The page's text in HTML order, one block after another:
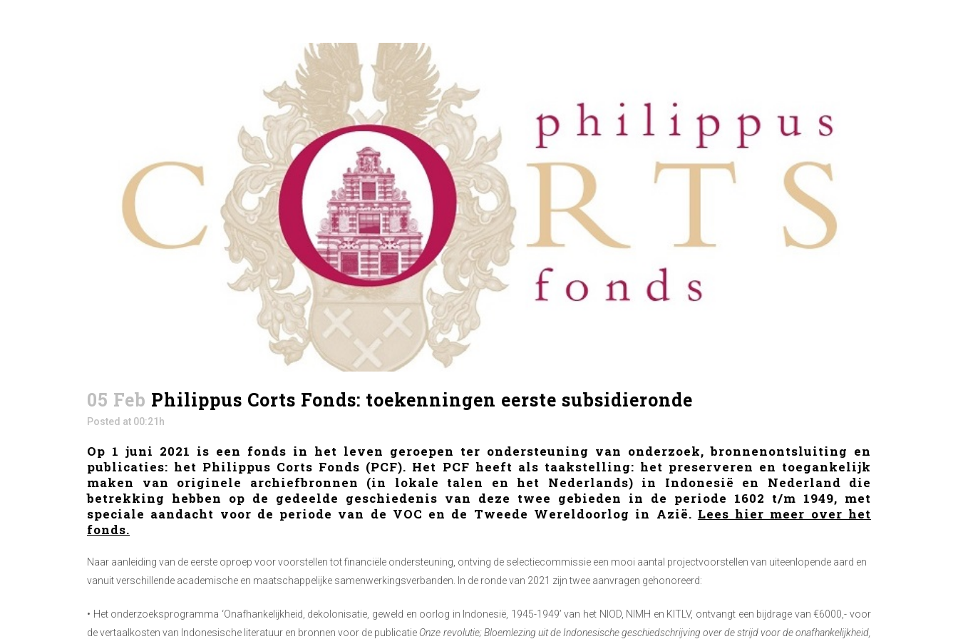
05 Feb Philippus Corts Fonds: toekenningen eerste subsidieronde
Posted at 00:21h
Op 1 juni 2021 is een fonds in het leven geroepen ter ondersteuning van onderzoek, bronnenontsluiting en
publicaties: het Philippus Corts Fonds (PCF). Het PCF heeft als taakstelling: het preserveren en toegankelijk
maken van originele archiefbronnen (in lokale talen en het Nederlands) in Indonesië en Nederland die
betrekking hebben op de gedeelde geschiedenis van deze twee gebieden in de periode 1602 t/m 1949, met
speciale aandacht voor de periode van de VOC en de Tweede Wereldoorlog in Azië. Lees hier meer over het
fonds.
Naar aanleiding van de eerste oproep voor voorstellen tot financiële ondersteuning, ontving de selectiecommissie een mooi aantal projectvoorstellen van uiteenlopende aard en
vanuit verschillende academische en maatschappelijke samenwerkingsverbanden. In de ronde van 2021 zijn twee aanvragen gehonoreerd:
• Het onderzoeksprogramma ‘Onafhankelijkheid, dekolonisatie, geweld en oorlog in Indonesië, 1945-1949’ van het NIOD, NIMH en KITLV, ontvangt een bijdrage van €6000,- voor
de vertaalkosten van Indonesische literatuur en bronnen voor de publicatie Onze revolutie; Bloemlezing uit de Indonesische geschiedschrijving over de strijd voor de onafhankelijkheid,